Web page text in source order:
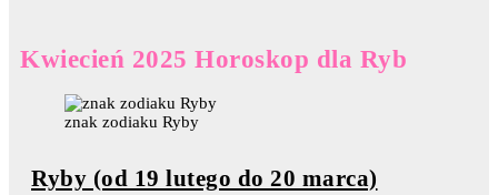
Kwiecień 2025 Horoskop dla Ryb
znak zodiaku Ryby
Ryby (od 19 lutego do 20 marca)